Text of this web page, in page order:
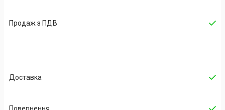
Продаж з ПДВ
Доставка